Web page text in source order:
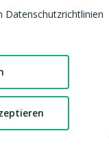
Datenschutzrichtlinien